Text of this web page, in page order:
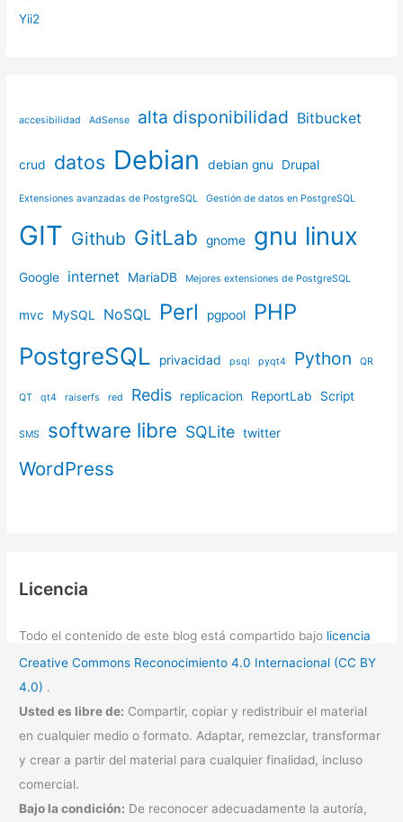
Yii2
accesibilidad AdSense alta disponibilidad Bitbucket
crud datos Debian debian gnu Drupal
Extensiones avanzadas de PostgreSQL Gestión de datos en PostgreSQL
GIT Github GitLab gnome gnu linux
Google internet MariaDB Mejores extensiones de PostgreSQL
mvc MySQL NoSQL Perl pgpool PHP
PostgreSQL privacidad psql pyqt4 Python QR
QT qt4 raiserfs red Redis replicacion ReportLab Script
SMS software libre SQLite twitter
WordPress
Licencia
Todo el contenido de este blog está compartido bajo licencia
Creative Commons Reconocimiento 4.0 Internacional (CC BY
4.0) .
Usted es libre de: Compartir, copiar y redistribuir el material
en cualquier medio o formato. Adaptar, remezclar, transformar
y crear a partir del material para cualquier finalidad, incluso
comercial.
Bajo la condición: De reconocer adecuadamente la autoría,